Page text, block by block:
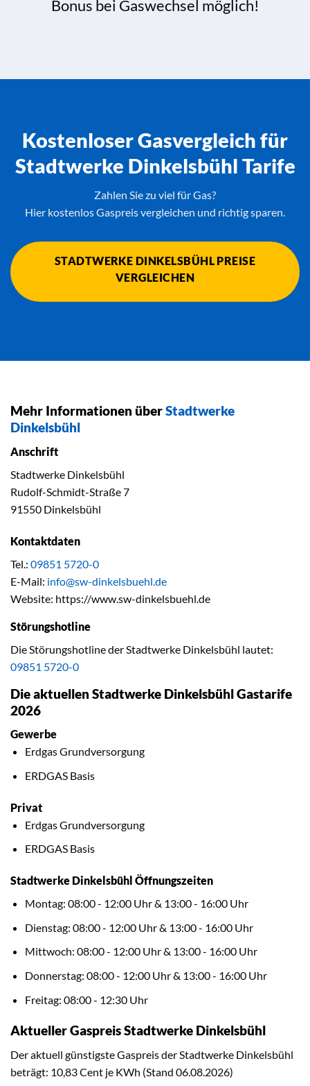
Bonus bei Gaswechsel möglich!
Kostenloser Gasvergleich für
Stadtwerke Dinkelsbühl Tarife
Zahlen Sie zu viel für Gas?
Hier kostenlos Gaspreis vergleichen und richtig sparen.
STADTWERKE DINKELSBÜHL PREISE
VERGLEICHEN
Mehr Informationen überStadtwerke
Dinkelsbühl
Anschrift
Stadtwerke Dinkelsbühl
Rudolf-Schmidt-Straße 7
91550 Dinkelsbühl
Kontaktdaten
Tel.: 09851 5720-0
E-Mail: info@sw-dinkelsbuehl.de
Website: https://www.sw-dinkelsbuehl.de
Störungshotline
Die Störungshotline der Stadtwerke Dinkelsbühl lautet:
09851 5720-0
Die aktuellen Stadtwerke Dinkelsbühl Gastarife
2026
Gewerbe
Erdgas Grundversorgung
ERDGAS Basis
Privat
Erdgas Grundversorgung
ERDGAS Basis
Stadtwerke Dinkelsbühl Öffnungszeiten
Montag: 08:00 - 12:00 Uhr & 13:00 - 16:00 Uhr
Dienstag: 08:00 - 12:00 Uhr & 13:00 - 16:00 Uhr
Mittwoch: 08:00 - 12:00 Uhr & 13:00 - 16:00 Uhr
Donnerstag: 08:00 - 12:00 Uhr & 13:00 - 16:00 Uhr
Freitag: 08:00 - 12:30 Uhr
Aktueller Gaspreis Stadtwerke Dinkelsbühl
Der aktuell günstigste Gaspreis der Stadtwerke Dinkelsbühl
beträgt: 10,83 Cent je KWh (Stand 06.08.2026)